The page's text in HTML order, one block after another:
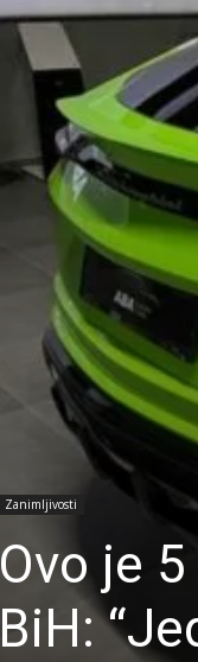
Zanimljivosti
Ovo je
BiH: